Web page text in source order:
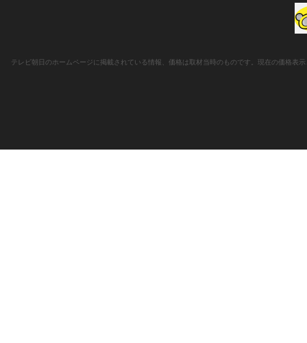
テレビ朝日のホームページに掲載されている情報、価格は取材当時のものです。現在の価格表